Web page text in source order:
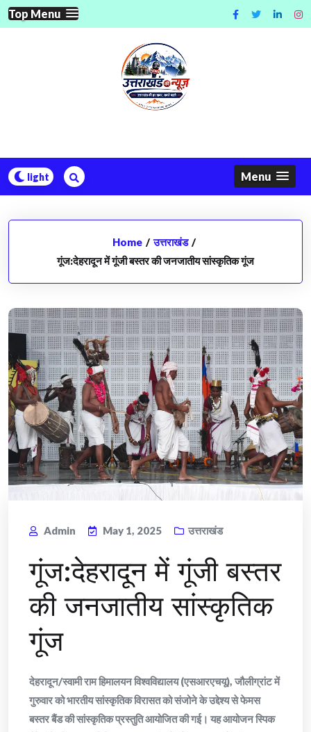
Skip
to
Top Menu
Menu
Home / उत्तराखंड /
गूंज:देहरादून में गूंजी बस्तर की जनजातीय सांस्कृतिक गूंज
Admin May 1, 2025 उत्तराखंड
गूंज:देहरादून में गूंजी बस्तर
की जनजातीय सांस्कृतिक
गूंज
देहरादून/स्वामी राम हिमालयन विश्वविद्यालय (एसआरएचयू), जौलीग्रांट में
गुरुवार को भारतीय सांस्कृतिक विरासत को संजोने के उद्देश्य से फेमस
बस्तर बैंड की सांस्कृतिक प्रस्तुति आयोजित की गई। यह आयोजन स्पिक